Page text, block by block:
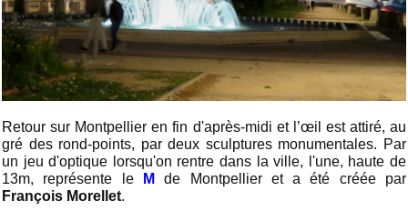
Retour sur Montpellier en fin d'après-midi et l’œil est attiré, au
gré des rond-points, par deux sculptures monumentales. Par
un jeu d'optique lorsqu'on rentre dans la ville, l'une, haute de
13m, représente le
M
de Montpellier et a été créée par
François Morellet.